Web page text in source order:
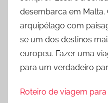
desembarca em
arquipélago com
se um dos destinos
europeu. Fazer uma
para um verdadeiro
Roteiro de viagem para